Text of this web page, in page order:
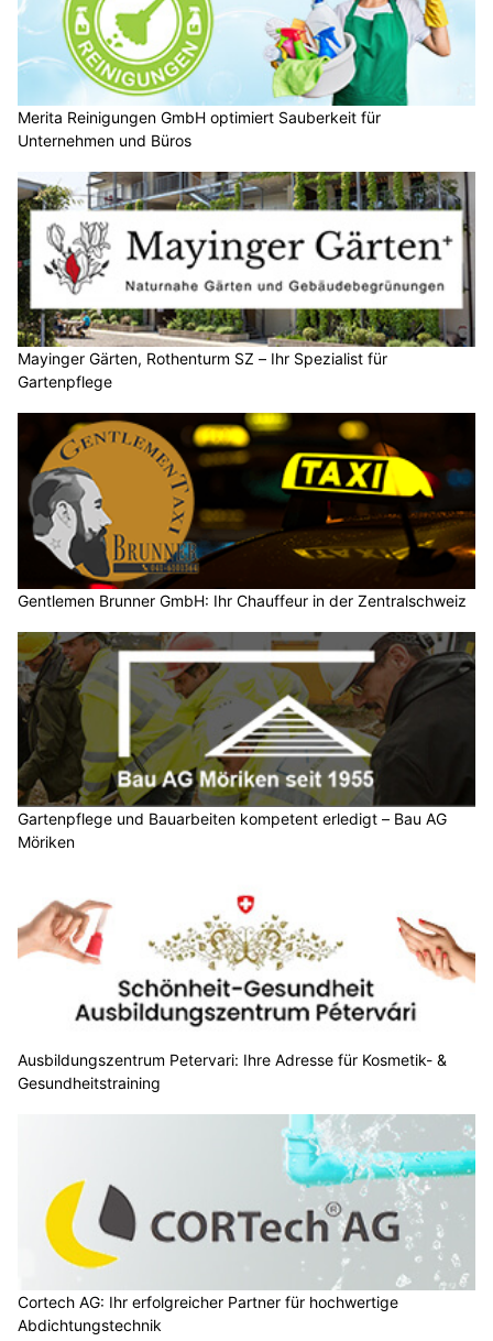
Merita Reinigungen GmbH optimiert Sauberkeit für
Unternehmen und Büros
Mayinger Gärten, Rothenturm SZ – Ihr Spezialist für
Gartenpflege
Gentlemen Brunner GmbH: Ihr Chauffeur in der Zentralschweiz
Gartenpflege und Bauarbeiten kompetent erledigt – Bau AG
Möriken
Ausbildungszentrum Petervari: Ihre Adresse für Kosmetik- &
Gesundheitstraining
Cortech AG: Ihr erfolgreicher Partner für hochwertige
Abdichtungstechnik